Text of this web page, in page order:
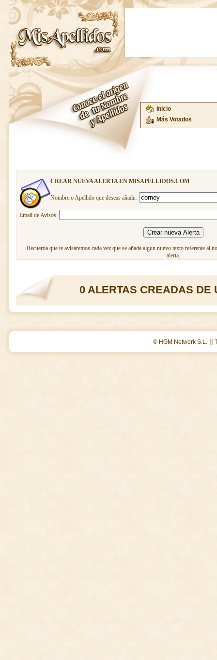
Inicio
Más Votados
CREAR NUEVA ALERTA EN MISAPELLIDOS.COM
Nombre o Apellido que deseas añadir:
Email de Avisos:
Recuerda que te avisaremos cada vez que se añada algun nuevo texto referente al
alerta.
0 ALERTAS CREADAS DE
© HGM Network S.L. ||